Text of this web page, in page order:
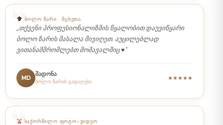
ᲑᲝᲚᲝ ᲖᲐᲠᲘ · ᲛᲪᲮᲔᲗᲐ
„თქვენი პროფესიონალიზმის წყალობით დაუვიწყარი
ბოლო ზარის მასალა მივიღეთ. აუცილებლად
ვითანამშრომლებთ მომავალშიც ♥️"
MD მადონა
ბოლო ზარის გადაღება
★★★★★
ᲡᲐᲥᲝᲠᲬᲘᲚᲝ ᲤᲝᲢᲝ-ᲕᲘᲓᲔᲝ